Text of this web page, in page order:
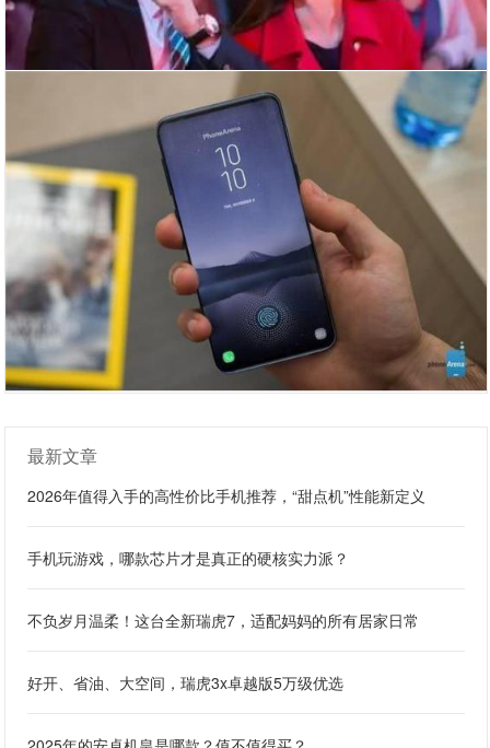
最新文章
2026年值得入手的高性价比手机推荐，“甜点机”性能新定义
手机玩游戏，哪款芯片才是真正的硬核实力派？
不负岁月温柔！这台全新瑞虎7，适配妈妈的所有居家日常
好开、省油、大空间，瑞虎3x卓越版5万级优选